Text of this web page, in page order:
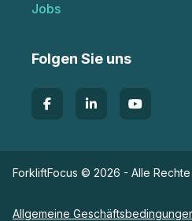
Jobs
Folgen Sie uns
ForkliftFocus © 2026 - Alle
Allgemeine